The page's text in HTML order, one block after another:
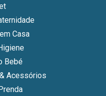
Casa
Bebé
Acessórios